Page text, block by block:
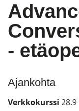
-
Ajankohta
Verkkokurssi